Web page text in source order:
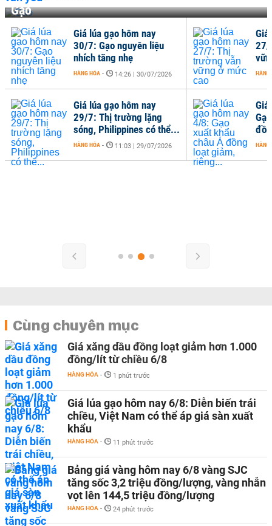
Gạo
HÀNG
Giá lúa gạo hôm nay
30/7: Gạo nguyên liệu
nhích tăng nhẹ
HÀNG HÓA - 14:26 | 30/07/2026
Giá lúa gạo hôm nay
29/7: Thị trường lặng
sóng, Philippines có thể...
HÀNG HÓA - 11:03 | 29/07/2026
Giá
27/
HÀNG
Cùng chuyên mục
Giá xăng dầu đồng loạt giảm hơn 1.000
đồng/lít từ chiều 6/8
HÀNG HÓA - 1 phút trước
Giá lúa gạo hôm nay 6/8: Diễn biến trái
chiều, Việt Nam có thể áp giá sàn xuất
khẩu
HÀNG HÓA - 11 phút trước
Bảng giá vàng hôm nay 6/8 vàng SJC
tăng sốc 3,2 triệu đồng/lượng, vàng nhẫn
vọt lên 144,5 triệu đồng/lượng
HÀNG HÓA - 24 phút trước